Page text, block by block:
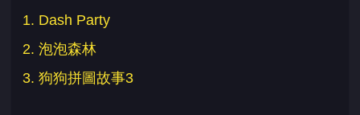
1. Dash Party
2. 泡泡森林
3. 狗狗拼圖故事3